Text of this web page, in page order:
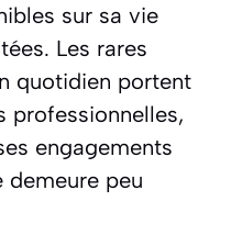
sur sa vie
Les rares
quotidien portent
professionnelles,
engagements
demeure peu